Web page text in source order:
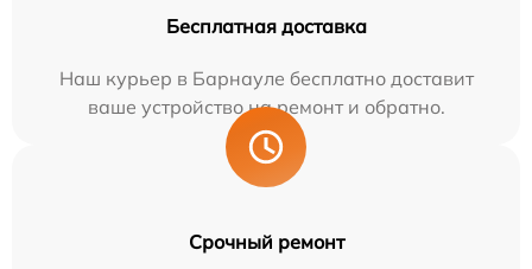
Бесплатная доставка
Наш курьер в Барнауле бесплатно доставит
ваше устройство на ремонт и обратно.
Срочный ремонт